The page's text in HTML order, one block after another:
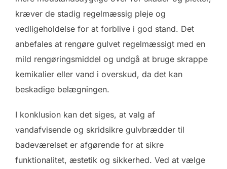
kræver de stadig regelmæssig pleje og
vedligeholdelse for at forblive i god stand. Det
anbefales at rengøre gulvet regelmæssigt med en
mild rengøringsmiddel og undgå at bruge skrappe
kemikalier eller vand i overskud, da det kan
beskadige belægningen.
I konklusion kan det siges, at valg af
vandafvisende og skridsikre gulvbrædder til
badeværelset er afgørende for at sikre
funktionalitet, æstetik og sikkerhed. Ved at vælge